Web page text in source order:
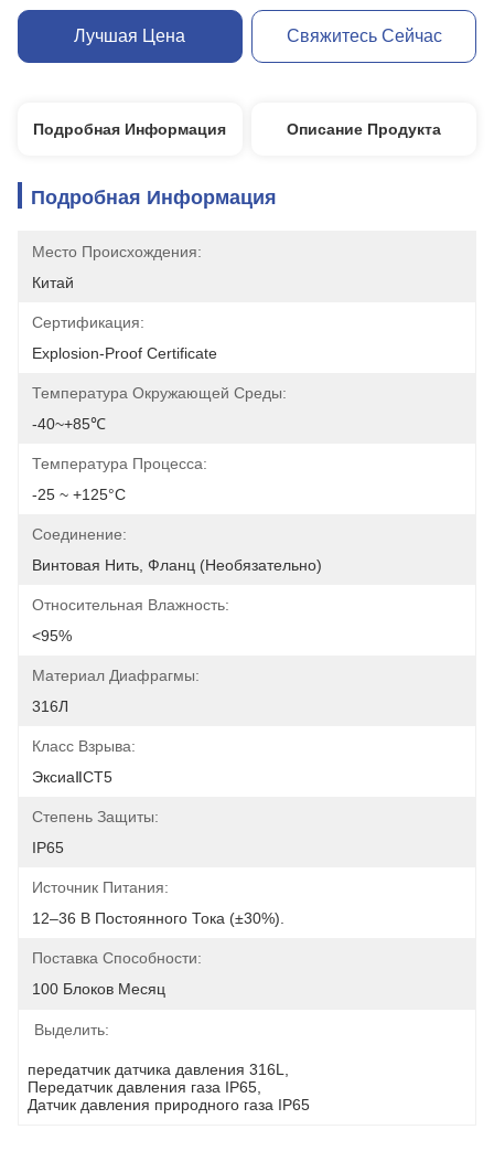
Лучшая Цена Свяжитесь Сейчас
Подробная Информация Описание Продукта
Подробная Информация
Место Происхождения:
Китай
Сертификация:
Explosion-Proof Certificate
Температура Окружающей Среды:
-40~+85℃
Температура Процесса:
-25 ~ +125°C
Соединение:
Винтовая Нить, Фланц (необязательно)
Относительная Влажность:
<95%
Материал Диафрагмы:
316Л
Класс Взрыва:
ЭксиаⅡCT5
Степень Защиты:
IP65
Источник Питания:
12–36 В Постоянного Тока (±30%).
Поставка Способности:
100 Блоков Месяц
Выделить:
передатчик датчика давления 316L
Передатчик давления газа IP65
Датчик давления природного газа IP65